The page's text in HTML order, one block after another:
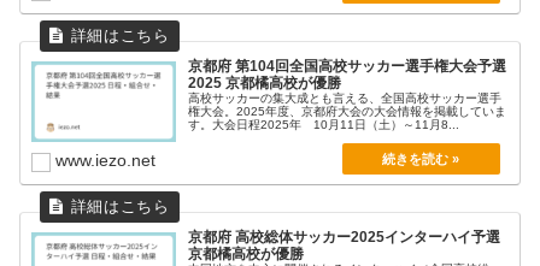
京都府 第104回全国高校サッカー選手権大会予選
2025 京都橘高校が優勝
高校サッカーの集大成とも言える、全国高校サッカー選手
権大会。2025年度、京都府大会の大会情報を掲載していま
す。大会日程2025年 10月11日（土）～11月8...
www.iezo.net
京都府 高校総体サッカー2025インターハイ予選
京都橘高校が優勝